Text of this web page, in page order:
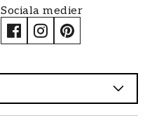
Sociala medier